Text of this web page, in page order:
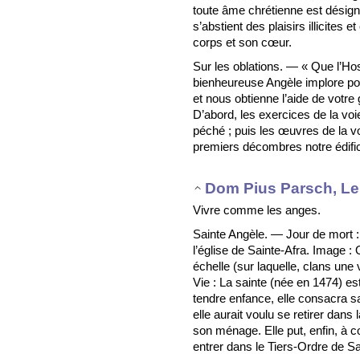
toute âme chrétienne est
s’abstient des plaisirs illicites
corps et son cœur.
Sur les oblations. — « Que
bienheureuse Angèle implore
et nous obtienne l’aide de
D’abord, les exercices de la
péché ; puis les œuvres de la
premiers décombres notre
Dom Pius Parsch,
Vivre comme les anges.
Sainte Angèle. — Jour de mort
l’église de Sainte-Afra. Image
échelle (sur laquelle, clans
Vie : La sainte (née en 1474)
tendre enfance, elle consacra
elle aurait voulu se retirer dans
son ménage. Elle put, enfin, à
entrer dans le Tiers-Ordre de